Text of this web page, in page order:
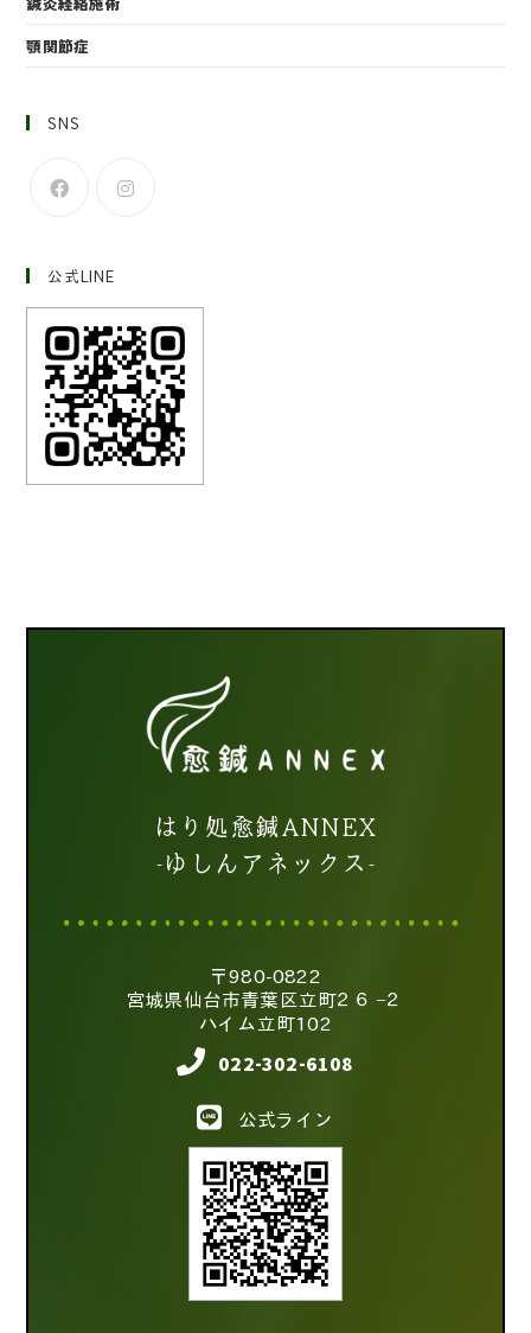
顎関節症
SNS
公式LINE
はり処愈鍼ANNEX
-ゆしんアネックス-
〒980-0822
宮城県仙台市青葉区立町２６−２
ハイム立町102
022-302-6108
公式ライン